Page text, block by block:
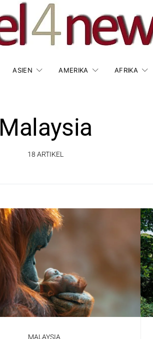
ASIEN AMERIKA AFRIKA
Malaysia
18 ARTIKEL
MALAYSIA